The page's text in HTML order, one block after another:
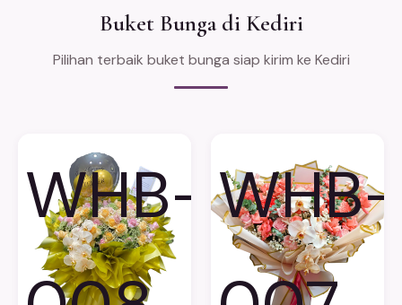
Buket Bunga di Kediri
Pilihan terbaik buket bunga siap kirim ke Kediri
WHB- WHB-